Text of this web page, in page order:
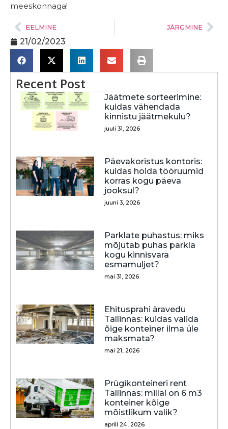
meeskonnaga!
EELMINE JÄRGMINE
21/02/2023
Recent Post
Jäätmete sorteerimine:
kuidas vähendada
kinnistu jäätmekulu?
juuli 31, 2026
Päevakoristus kontoris:
kuidas hoida tööruumid
korras kogu päeva
jooksul?
juuni 3, 2026
Parklate puhastus: miks
mõjutab puhas parkla
kogu kinnisvara
esmamuljet?
mai 31, 2026
Ehitusprahi äravedu
Tallinnas: kuidas valida
õige konteiner ilma üle
maksmata?
mai 21, 2026
Prügikonteineri rent
Tallinnas: millal on 6 m3
konteiner kõige
mõistlikum valik?
aprill 24, 2026